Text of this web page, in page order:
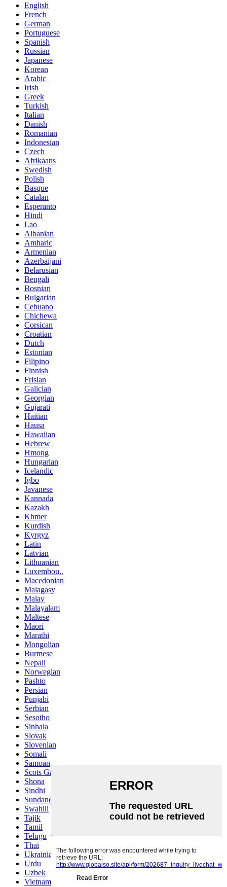
English
French
German
Portuguese
Spanish
Russian
Japanese
Korean
Arabic
Irish
Greek
Turkish
Italian
Danish
Romanian
Indonesian
Czech
Afrikaans
Swedish
Polish
Basque
Catalan
Esperanto
Hindi
Lao
Albanian
Amharic
Armenian
Azerbaijani
Belarusian
Bengali
Bosnian
Bulgarian
Cebuano
Chichewa
Corsican
Croatian
Dutch
Estonian
Filipino
Finnish
Frisian
Galician
Georgian
Gujarati
Haitian
Hausa
Hawaiian
Hebrew
Hmong
Hungarian
Icelandic
Igbo
Javanese
Kannada
Kazakh
Khmer
Kurdish
Kyrgyz
Latin
Latvian
Lithuanian
Luxembou..
Macedonian
Malagasy
Malay
Malayalam
Maltese
Maori
Marathi
Mongolian
Burmese
Nepali
Norwegian
Pashto
Persian
Punjabi
Serbian
Sesotho
Sinhala
Slovak
Slovenian
Somali
Samoan
Scots Gaelic
Shona
Sindhi
Sundanese
Swahili
Tajik
Tamil
Telugu
Thai
Ukrainian
Urdu
Uzbek
Vietnamese